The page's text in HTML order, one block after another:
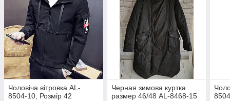
Чоловіча вітровка AL-
8504-10, Розмір 42
Черная зимова куртка
размер 46/48 AL-8468-15